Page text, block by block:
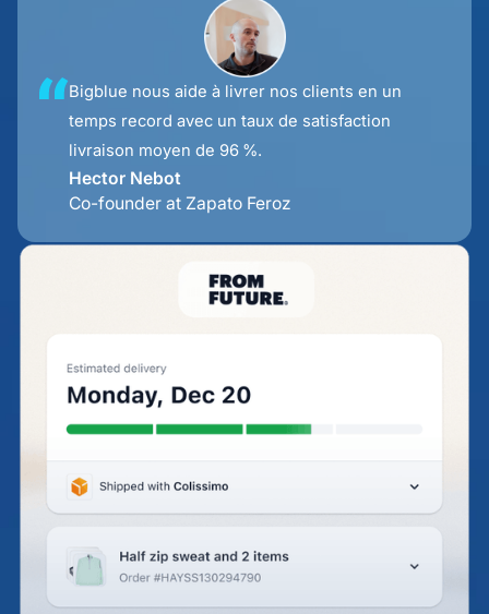
Bigblue nous aide à livrer nos clients en un
temps record avec un taux de satisfaction
livraison moyen de 96 %.
Hector Nebot
Co-founder at Zapato Feroz